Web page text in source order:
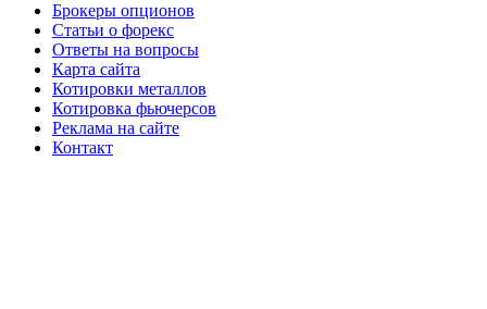
Брокеры опционов
Статьи о форекс
Ответы на вопросы
Карта сайта
Котировки металлов
Котировка фьючерсов
Реклама на сайте
Контакт